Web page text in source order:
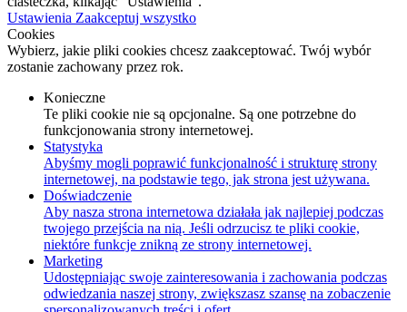
Ustawienia Zaakceptuj wszystko
Cookies
Wybierz, jakie pliki cookies chcesz zaakceptować. Twój wybór
zostanie zachowany przez rok.
Konieczne
Te pliki cookie nie są opcjonalne. Są one potrzebne do
funkcjonowania strony internetowej.
Statystyka
Abyśmy mogli poprawić funkcjonalność i strukturę strony
internetowej, na podstawie tego, jak strona jest używana.
Doświadczenie
Aby nasza strona internetowa działała jak najlepiej podczas
twojego przejścia na nią. Jeśli odrzucisz te pliki cookie,
niektóre funkcje znikną ze strony internetowej.
Marketing
Udostępniając swoje zainteresowania i zachowania podczas
odwiedzania naszej strony, zwiększasz szansę na zobaczenie